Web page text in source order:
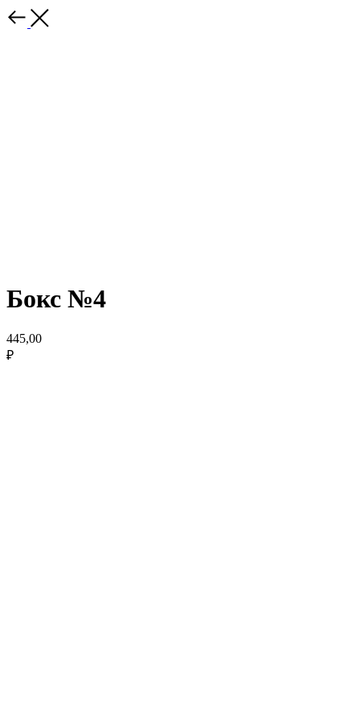
Бокс №4
445,00
₽